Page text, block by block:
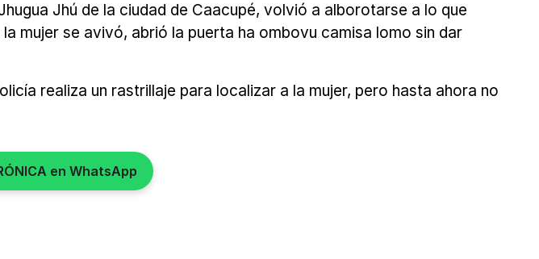
Jhú de la ciudad de Caacupé, volvió a alborotarse a lo que
mujer se avivó, abrió la puerta ha ombovu camisa lomo sin dar
realiza un rastrillaje para localizar a la mujer, pero hasta ahora no
en WhatsApp